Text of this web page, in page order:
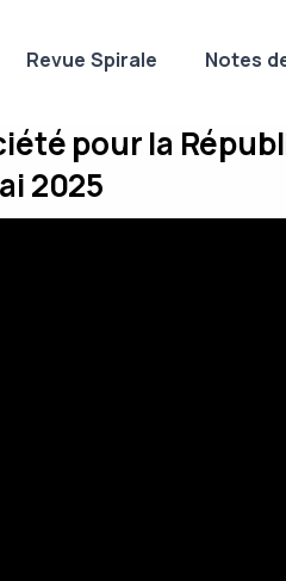
Revue Spirale Notes
pour la
2025